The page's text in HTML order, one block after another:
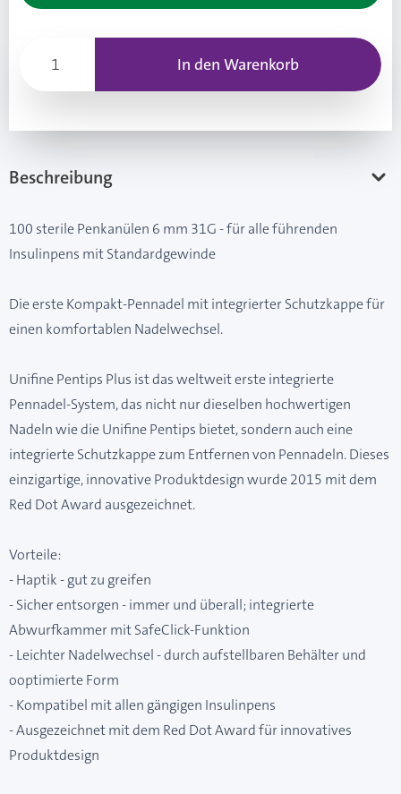
In den Warenkorb
Beschreibung
100 sterile Penkanülen 6 mm 31G - für alle führenden
Insulinpens mit Standardgewinde
Die erste Kompakt-Pennadel mit integrierter Schutzkappe für
einen komfortablen Nadelwechsel.
Unifine Pentips Plus ist das weltweit erste integrierte
Pennadel-System, das nicht nur dieselben hochwertigen
Nadeln wie die Unifine Pentips bietet, sondern auch eine
integrierte Schutzkappe zum Entfernen von Pennadeln. Dieses
einzigartige, innovative Produktdesign wurde 2015 mit dem
Red Dot Award ausgezeichnet.
Vorteile:
- Haptik - gut zu greifen
- Sicher entsorgen - immer und überall; integrierte
Abwurfkammer mit SafeClick-Funktion
- Leichter Nadelwechsel - durch aufstellbaren Behälter und
ooptimierte Form
- Kompatibel mit allen gängigen Insulinpens
- Ausgezeichnet mit dem Red Dot Award für innovatives
Produktdesign